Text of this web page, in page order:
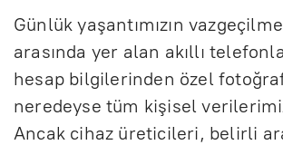
Günlük yaşantımızın
arasında yer alan akıllı
hesap bilgilerinden özel
neredeyse tüm kişisel
Ancak cihaz üreticileri, belirli